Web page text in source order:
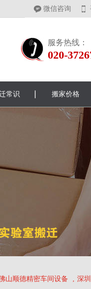
微信咨询
服务热线：
020-
常识 搬家价格
山顺德精密车间设备 , 深